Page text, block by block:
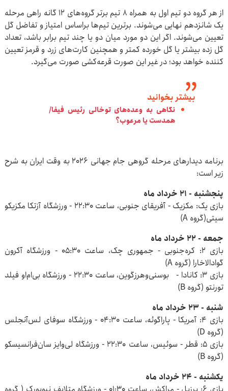
از هر گروه دو تیم اول به همراه ۸ تیم برتر گروه‌های ۱۲ گانه راهی مرحله
یک شانزدهم نهایی می‌شوند. برترین تیم‌ها براساس امتیاز و تفاضل گل
تعیین می‌شوند. اگر این دو مورد میان دو یا چند تیم برابر باشد، تعداد
گل زده بیشتر یا گل خورده کمتر و همچنین کارت‌های زرد و قرمز تعیین
کننده خواهد بود؛ در غیر این صورت قرعه‌کشی صورت می‌گیرد.
بیشتر بخوانید
نگاهی به وعده‌های توخالی رئیس فیفا/
همدست یا مرعوب؟
برنامه دیدارهای مرحله گروهی جام‌ جهانی ۲۰۲۶ به وقت ایران به شرح
زیر است:
پنجشنبه - ۲۱ خرداد ماه
بازی یک: مکزیک - آفریقای جنوبی، ساعت ۲۲:۳۰ - ورزشگاه آزتکا مکزیکو
سیتی(گروه A)
جمعه - ۲۲ خرداد ماه
بازی ۲: کره‌جنوبی - جمهوری چک، ساعت ۰۵:۳۰ - ورزشگاه آکرون
گوادالاخارا (گروه A)
بازی ۳: کانادا - بوسنی‌وهرزگوین، ساعت ۲۲:۳۰ - ورزشگاه بی‌ام‌او فیلد
تورنتو (گروه B)
شنبه - ۲۳ خرداد ماه
بازی ۴: آمریکا - پاراگوئه، ساعت ۰۴:۳۰ - ورزشگاه سوفای لس‌آنجلس
(گروه D)
بازی ۵: قطر - سوئیس، ساعت ۲۲:۳۰ - ورزشگاه لی‌وایز سان‌فرانسیسکو
(گروه B)
یکشنبه - ۲۴ خرداد ماه